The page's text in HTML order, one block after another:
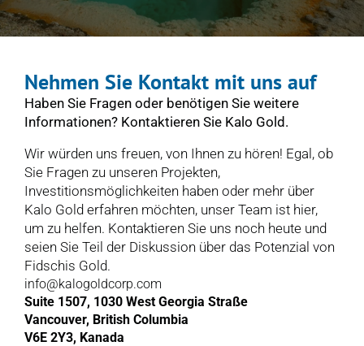
Nehmen Sie Kontakt mit uns auf
Haben Sie Fragen oder benötigen Sie weitere
Informationen? Kontaktieren Sie Kalo Gold.
Wir würden uns freuen, von Ihnen zu hören! Egal, ob
Sie Fragen zu unseren Projekten,
Investitionsmöglichkeiten haben oder mehr über
Kalo Gold erfahren möchten, unser Team ist hier,
um zu helfen. Kontaktieren Sie uns noch heute und
seien Sie Teil der Diskussion über das Potenzial von
Fidschis Gold.
info@kalogoldcorp.com
Suite 1507, 1030 West Georgia Straße
Vancouver, British Columbia
V6E 2Y3, Kanada